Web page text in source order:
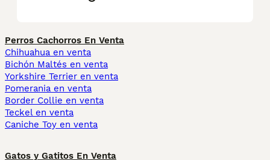
Perros Cachorros En Venta
Chihuahua en venta
Bichón Maltés en venta
Yorkshire Terrier en venta
Pomerania en venta
Border Collie en venta
Teckel en venta
Caniche Toy en venta
Gatos y Gatitos En Venta